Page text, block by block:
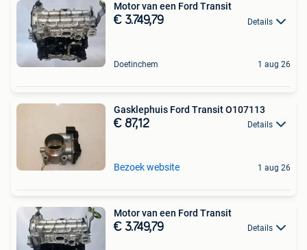
Motor van een Ford Transit
€ 3.749,79 Details
Doetinchem 1 aug 26
Gasklephuis Ford Transit O107113
€ 87,12 Details
Bezoek website 1 aug 26
Motor van een Ford Transit
€ 3.749,79 Details